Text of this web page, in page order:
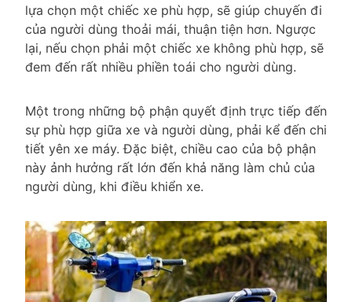
lựa chọn một chiếc xe phù hợp, sẽ giúp chuyến đi
của người dùng thoải mái, thuận tiện hơn. Ngược
lại, nếu chọn phải một chiếc xe không phù hợp, sẽ
đem đến rất nhiều phiền toái cho người dùng.
Một trong những bộ phận quyết định trực tiếp đến
sự phù hợp giữa xe và người dùng, phải kể đến chi
tiết yên xe máy. Đặc biệt, chiều cao của bộ phận
này ảnh hưởng rất lớn đến khả năng làm chủ của
người dùng, khi điều khiển xe.